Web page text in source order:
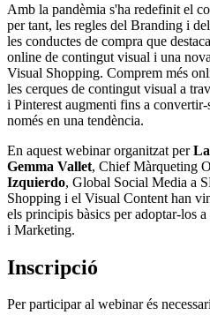
Amb la pandèmia s'ha redefinit el
per tant, les regles del Branding i
les conductes de compra que
online de contingut visual i una
Visual Shopping. Comprem més
les cerques de contingut visual a
i Pinterest augmenti fins a
només en una tendència.
En aquest webinar organitzat per
Gemma Vallet, Chief Màrqueting
Izquierdo, Global Social Media a
Shopping i el Visual Content han
els principis bàsics per adoptar-los
i Marketing.
Inscripció
Per participar al webinar és